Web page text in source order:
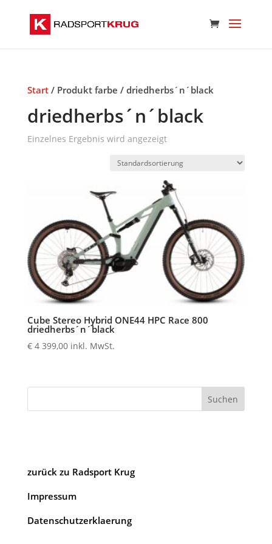
Start/ Produkt farbe / driedherbs´n´black
driedherbs´n´black
Einzelnes Ergebnis wird angezeigt
Cube Stereo Hybrid ONE44 HPC Race 800
driedherbs´n´black
€4 399,00 inkl. MwSt.
Suchen
zurück zu Radsport Krug
Impressum
Datenschutzerklaerung